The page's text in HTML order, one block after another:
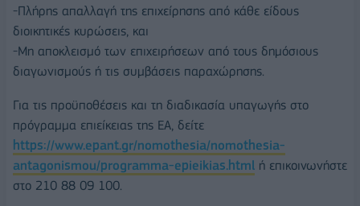
-Πλήρης απαλλαγή της επιχείρησης από κάθε είδους
διοικητικές κυρώσεις, και
-Μη αποκλεισμό των επιχειρήσεων από τους δημόσιους
διαγωνισμούς ή τις συμβάσεις παραχώρησης.
Για τις προϋποθέσεις και τη διαδικασία υπαγωγής στο
πρόγραμμα επιείκειας της ΕΑ, δείτε
https://www.epant.gr/nomothesia/nomothesia-
antagonismou/programma-epieikias.html ή επικοινωνήστε
στο 210 88 09 100.